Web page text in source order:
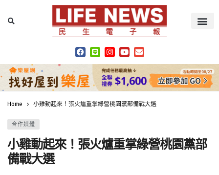
Home 小雞動起來！張火爐重掌綠營桃園黨部備戰大選
合作媒體
小雞動起來！張火爐重掌綠營桃園黨部
備戰大選